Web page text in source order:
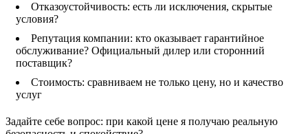
Отказоустойчивость: есть ли исключения, скрытые
условия?
Репутация компании: кто оказывает гарантийное
обслуживание? Официальный дилер или сторонний
поставщик?
Стоимость: сравниваем не только цену, но и качество
услуг
Задайте себе вопрос: при какой цене я получаю реальную